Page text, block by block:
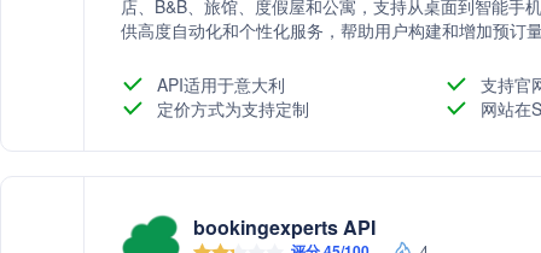
店、B&B、旅馆、度假屋和公寓，支持从桌面到智能手
供高度自动化和个性化服务，帮助用户构建和增加预订
API适用于意大利
支持官
定价方式为支持定制
网站在
bookingexperts API